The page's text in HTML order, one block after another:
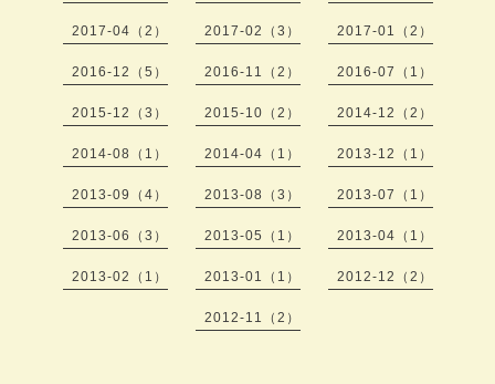
2017-04（2） 2017-02（3） 2017-01（2）
2016-12（5） 2016-11（2） 2016-07（1）
2015-12（3） 2015-10（2） 2014-12（2）
2014-08（1） 2014-04（1） 2013-12（1）
2013-09（4） 2013-08（3） 2013-07（1）
2013-06（3） 2013-05（1） 2013-04（1）
2013-02（1） 2013-01（1） 2012-12（2）
2012-11（2）